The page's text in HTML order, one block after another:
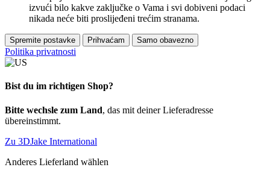
izvući bilo kakve zaključke o Vama i svi dobiveni podaci
nikada neće biti proslijeđeni trećim stranama.
Spremite postavke Prihvaćam Samo obavezno
Politika privatnosti
Bist du im richtigen Shop?
Bitte wechsle zum Land, das mit deiner Lieferadresse
übereinstimmt.
Zu 3DJake International
Anderes Lieferland wählen